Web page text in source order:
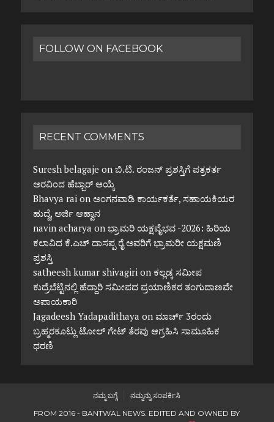
FOLLOW ON FACEBOOK
RECENT COMMENTS
Suresh belagaje on ಬಿ.ಟಿ. ರಂಜನ್ ಪ್ರಶಸ್ತಿಗೆ ಪತ್ರಕರ್ತ
ಅರವಿಂದ ಹೆಬ್ಬಾರ್ ಆಯ್ಕೆ
Bhavya raion ಅಂಗನವಾಡಿ ಕಾರ್ಯಕರ್ತೆ, ಸಹಾಯಕಿಯರ
ಹುದ್ದೆ, ಅರ್ಜಿ ಆಹ್ವಾನ
navin acharya on ಭ್ರಾಮರಿ ಯಕ್ಷವೈಭವ -2026: ಹಿರಿಯ
ಕಲಾವಿದ ಕೆ.ಎಚ್ ದಾಸಪ್ಪ ರೈ ಅವರಿಗೆ ಭ್ರಾಮರೀ ಯಕ್ಷಮಣಿ
ಪ್ರಶಸ್ತಿ
satheesh kumar shivagirion ಕಲ್ಲಡ್ಕ ಸಮೀಪ
ಕುದ್ರೆಬೆಟ್ಟಿನಲ್ಲಿ ಹೆದ್ದಾರಿ ಸಮೀಪದ ಪ್ರಯಾಣಿಕರ ತಂಗುದಾಣವೇ
ಅಪಾಯಕಾರಿ
Jagadeesh Yadapadithaya on ಮಾರ್ಚ್ 3ರಂದು
ಬ್ರಹ್ಮರಕೂಟ್ಲು ಟೋಲ್ ಗೇಟ್ ತೆರವು ಆಗ್ರಹಿಸಿ ಸಾಮೂಹಿಕ
ಧರಣಿ
ನಮ್ಮ ಬಗ್ಗೆ
ನಮ್ಮನ್ನು ಸಂಪರ್ಕಿಸಿ
FROM 2016 - BANTWAL NEWS. EDITED AND OWNED BY